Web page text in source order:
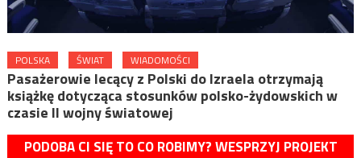
POLSKA ŚWIAT WIADOMOŚCI
Pasażerowie lecący z Polski do Izraela otrzymają
książkę dotycząca stosunków polsko-żydowskich w
czasie II wojny światowej
PODOBA CI SIĘ TO CO ROBIMY? WESPRZYJ PROJEKT